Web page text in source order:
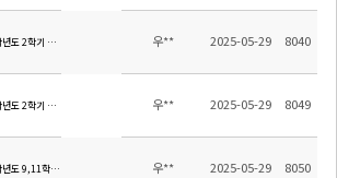
도 2학기 현장체험학습 경비 정산 안내우** 2025-05-29 8040
도 2학기 별빛야영 경비 정산 안내 우** 2025-05-29 8049
도 9,11학년 수학여행 경비 정산 우** 2025-05-29 8050